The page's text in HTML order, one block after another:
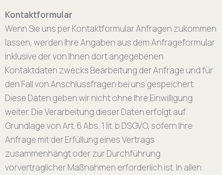
Kontaktformular
Wenn Sie uns per Kontaktformular Anfragen zukommen
lassen, werden Ihre Angaben aus dem Anfrageformular
inklusive der von Ihnen dort angegebenen
Kontaktdaten zwecks Bearbeitung der Anfrage und für
den Fall von Anschlussfragen bei uns gespeichert.
Diese Daten geben wir nicht ohne Ihre Einwilligung
weiter. Die Verarbeitung dieser Daten erfolgt auf
Grundlage von Art. 6 Abs. 1 lit. b DSGVO, sofern Ihre
Anfrage mit der Erfüllung eines Vertrags
zusammenhängt oder zur Durchführung
vorvertraglicher Maßnahmen erforderlich ist. In allen